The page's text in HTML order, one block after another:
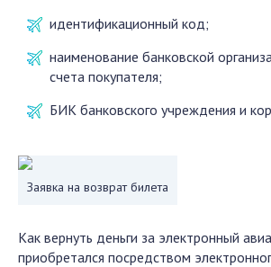
идентификационный код;
наименование банковской
счета покупателя;
БИК банковского учреждения и
Заявка на возврат билета
Как вернуть деньги за электронный
приобретался посредством